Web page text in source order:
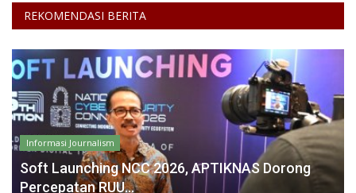
REKOMENDASI BERITA
Informasi Journalism
Soft Launching NCC 2026, APTIKNAS Dorong
Percepatan RUU...